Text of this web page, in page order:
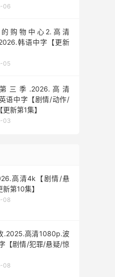
06
购物中心2.高清
韩语中字【更新
05
三季.2026.高清
语中字【剧情/动作/
新第1集】
03
高清4k【剧情/悬
第10集】
08
.2025.高清1080p.波
【剧情/犯罪/悬疑/惊
08